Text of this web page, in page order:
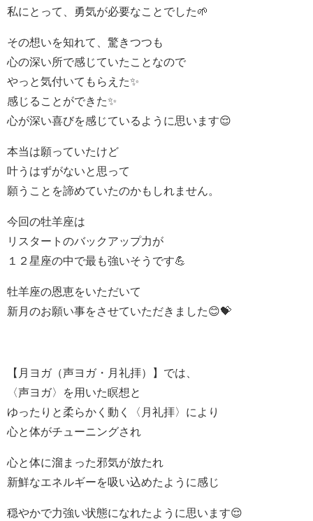
私にとって、勇気が必要なことでした🌱
その想いを知れて、驚きつつも
心の深い所で感じていたことなので
やっと気付いてもらえた✨
感じることができた✨
心が深い喜びを感じているように思います😌
本当は願っていたけど
叶うはずがないと思って
願うことを諦めていたのかもしれません。
今回の牡羊座は
リスタートのバックアップ力が
１２星座の中で最も強いそうです💪
牡羊座の恩恵をいただいて
新月のお願い事をさせていただきました😊💝
【月ヨガ（声ヨガ・月礼拝）】では
〈声ヨガ〉を用いた瞑想と
ゆったりと柔らかく動く〈月礼拝〉により
心と体がチューニングされ
心と体に溜まった邪気が放たれ
新鮮なエネルギーを吸い込めたように感じ
穏やかで力強い状態になれたように思います😌